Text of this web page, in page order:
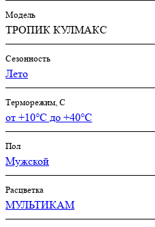
Модель
ТРОПИК КУЛМАКС
Сезонность
Лето
Терморежим, C
от +10°С до +40°С
Пол
Мужской
Расцветка
МУЛЬТИКАМ